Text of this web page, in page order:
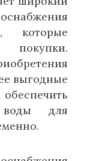
которые
выгодные
воды для